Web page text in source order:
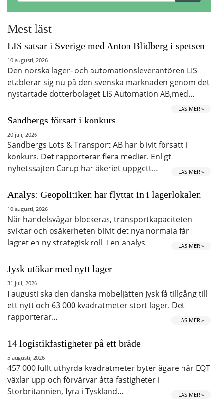
Mest läst
LIS satsar i Sverige med Anton Blidberg i spetsen
10 augusti, 2026
Den norska lager- och automationsleverantören LIS
etablerar sig nu på den svenska marknaden genom det
nystartade dotterbolaget LIS Automation AB,med…
LÄS MER »
Sandbergs försatt i konkurs
20 juli, 2026
Sandbergs Lots & Transport AB har blivit försatt i
konkurs. Det rapporterar flera medier. Enligt
nyhetssajten Carup har åkeriet uppgett…
LÄS MER »
Analys: Geopolitiken har flyttat in i lagerlokalen
10 augusti, 2026
När handelsvägar blockeras, transportkapaciteten
sviktar och osäkerheten blivit det nya normala får
lagret en ny strategisk roll. I en analys…
LÄS MER »
Jysk utökar med nytt lager
31 juli, 2026
I augusti ska den danska möbeljätten Jysk få tillgång till
ett nytt och 63 000 kvadratmeter stort lager. Det
rapporterar…
LÄS MER »
14 logistikfastigheter på ett bräde
5 augusti, 2026
457 000 fullt uthyrda kvadratmeter byter ägare när EQT
växlar upp och förvärvar åtta fastigheter i
Storbritannien, fyra i Tyskland…
LÄS MER »